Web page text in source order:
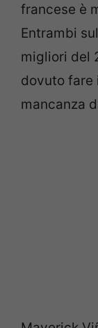
francese è
Entrambi
migliori del
dovuto fare
mancanza